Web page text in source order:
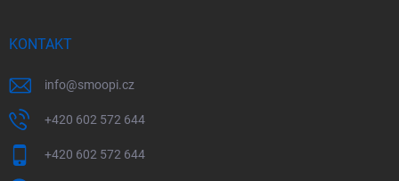
KONTAKT
info@smoopi.cz
+420 602 572 644
+420 602 572 644